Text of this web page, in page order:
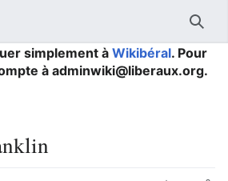
simplement à Wikibéral. Pour
à adminwiki@liberaux.org.